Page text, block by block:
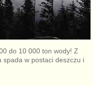
do 10 000 ton wody! Z
spada w postaci deszczu i